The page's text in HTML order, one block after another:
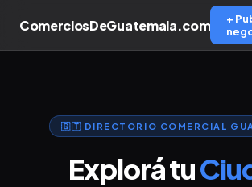
ComerciosDeGuatemala.com
+
🇬🇹 DIRECTORIO COMERCIAL
Explorá tu